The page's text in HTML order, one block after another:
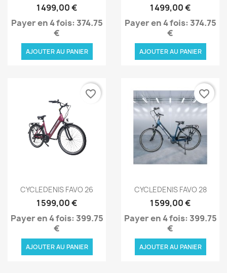
1 499,00 €
Payer en 4 fois: 374.75
€
AJOUTER AU PANIER
1 499,00 €
Payer en 4 fois: 374.75
€
AJOUTER AU PANIER
Aperçu rapide
CYCLEDENIS FAVO 26
1 599,00 €
Payer en 4 fois: 399.75
€
AJOUTER AU PANIER
favorite_border
Aperçu rapide
CYCLEDENIS FAVO 28
1 599,00 €
Payer en 4 fois: 399.75
€
AJOUTER AU PANIER
favorite_border